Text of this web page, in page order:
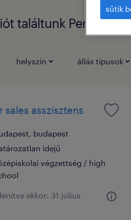
találtunk Penzugyi
helyszín állás típusok
sales asszisztens
budapest
idejű
végzettség / high
ekkor: 31 július
sütik